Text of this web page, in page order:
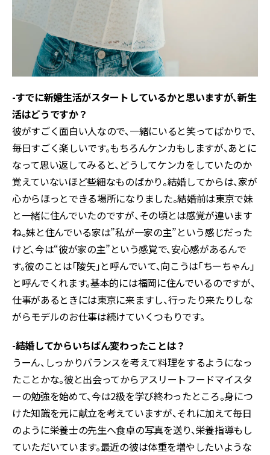
-すでに新婚生活がスタートしているかと思いますが、新生
活はどうですか？
彼がすごく面白い人なので、一緒にいると笑ってばかりで、
毎日すごく楽しいです。もちろんケンカもしますが、あとに
なって思い返してみると、どうしてケンカをしていたのか
覚えていないほど些細なものばかり。結婚してからは、家が
心からほっとできる場所になりました。結婚前は東京で妹
と一緒に住んでいたのですが、その頃とは感覚が違います
ね。妹と住んでいる家は”私が一家の主”という感じだった
けど、今は“彼が家の主”という感覚で、安心感があるんで
す。彼のことは「陵矢」と呼んでいて、向こうは「ちーちゃん」
と呼んでくれます。基本的には福岡に住んでいるのですが、
仕事があるときには東京に来ますし、行ったり来たりしな
がらモデルのお仕事は続けていくつもりです。
-結婚してからいちばん変わったことは？
うーん、しっかりバランスを考えて料理をするようになっ
たことかな。彼と出会ってからアスリートフードマイスタ
ーの勉強を始めて、今は2級を学び終わったところ。身につ
けた知識を元に献立を考えていますが、それに加えて毎日
のように栄養士の先生へ食卓の写真を送り、栄養指導もし
ていただいています。最近の彼は体重を増やしたいような